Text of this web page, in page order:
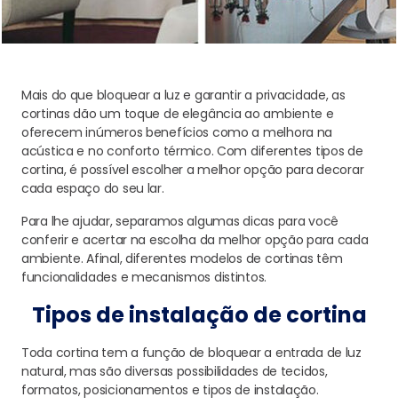
Mais do que bloquear a luz e garantir a privacidade, as
cortinas dão um toque de elegância ao ambiente e
oferecem inúmeros benefícios como a melhora na
acústica e no conforto térmico. Com diferentes tipos de
cortina, é possível escolher a melhor opção para decorar
cada espaço do seu lar.
Para lhe ajudar, separamos algumas dicas para você
conferir e acertar na escolha da melhor opção para cada
ambiente. Afinal, diferentes modelos de cortinas têm
funcionalidades e mecanismos distintos.
Tipos de instalação de cortina
Toda cortina tem a função de bloquear a entrada de luz
natural, mas são diversas possibilidades de tecidos,
formatos, posicionamentos e tipos de instalação.